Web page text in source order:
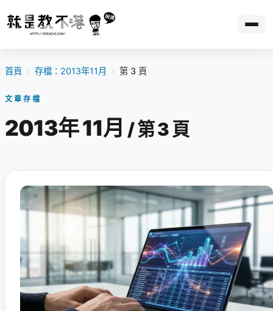
首頁 › 存檔：2013年11月 › 第 3 頁
文章存檔
2013年 11月 / 第 3 頁